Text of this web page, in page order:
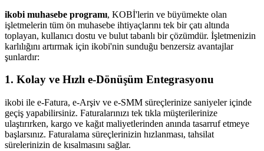
ikobi muhasebe programı, KOBİ'lerin ve büyümekte olan
işletmelerin tüm ön muhasebe ihtiyaçlarını tek bir çatı altında
toplayan, kullanıcı dostu ve bulut tabanlı bir çözümdür. İşletmenizin
karlılığını artırmak için ikobi'nin sunduğu benzersiz avantajlar
şunlardır:
1. Kolay ve Hızlı e-Dönüşüm Entegrasyonu
ikobi ile e-Fatura, e-Arşiv ve e-SMM süreçlerinize saniyeler içinde
geçiş yapabilirsiniz. Faturalarınızı tek tıkla müşterilerinize
ulaştırırken, kargo ve kağıt maliyetlerinden anında tasarruf etmeye
başlarsınız. Faturalama süreçlerinizin hızlanması, tahsilat
sürelerinizin de kısalmasını sağlar.